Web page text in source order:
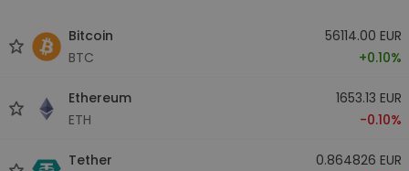
Bitcoin
BTC
56114.00 EUR
+0.10%
Ethereum
ETH
1653.13 EUR
-0.10%
Tether
0.864826 EUR